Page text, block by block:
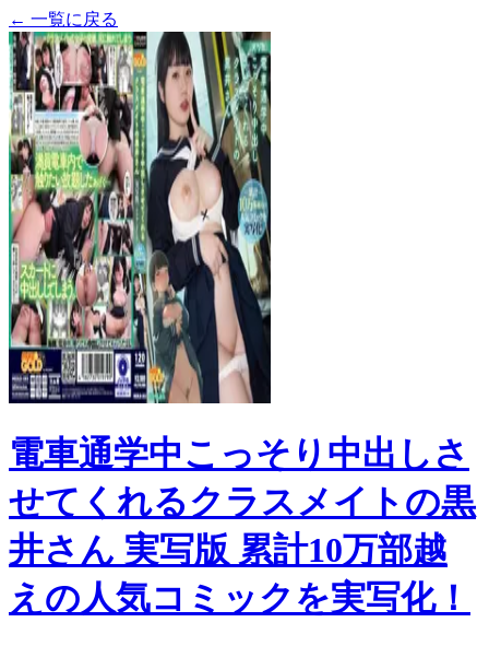
← 一覧に戻る
電車通学中こっそり中出しさ
せてくれるクラスメイトの黒
井さん 実写版 累計10万部越
えの人気コミックを実写化！